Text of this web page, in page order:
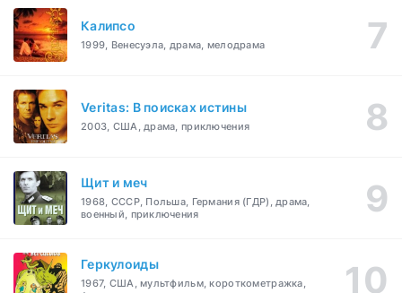
Калипсо
1999, Венесуэла, драма, мелодрама
Veritas: В поисках истины
2003, США, драма, приключения
Щит и меч
1968, СССР, Польша, Германия (ГДР), драма,
военный, приключения
Геркулоиды
1967, США, мультфильм, короткометражка,